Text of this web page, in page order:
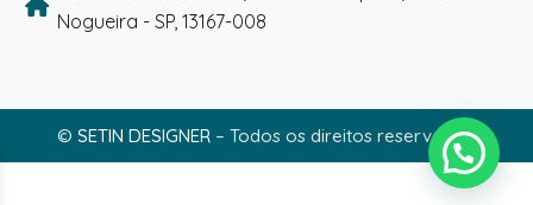
Nogueira - SP, 13167-008
© SETIN DESIGNER– Todos os direitos reservados.